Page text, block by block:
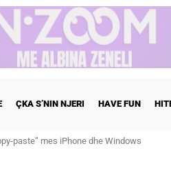
ÇKA S’NIN NJERI HAVE FUN
paste” mes iPhone dhe Windows